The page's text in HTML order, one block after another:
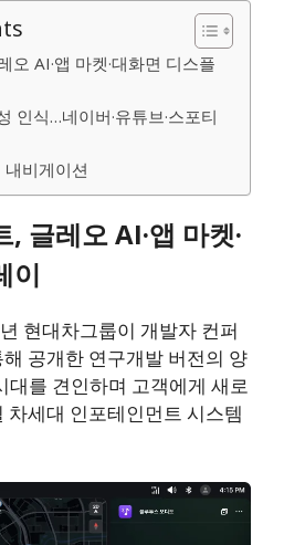
오 AI·앱 마켓·대화면 디스플
인식…네이버·유튜브·스포티
내비게이션
글레오 AI·앱 마켓·
이
현대차그룹이 개발자 컨퍼
해 공개한 연구개발 버전의 양
대를 견인하며 고객에게 새로
차세대 인포테인먼트 시스템